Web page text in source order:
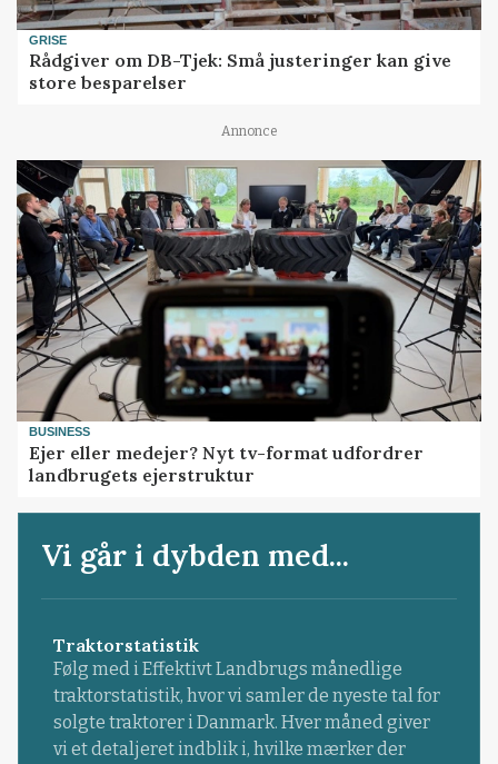
GRISE
Rådgiver om DB-Tjek: Små justeringer kan give
store besparelser
Annonce
BUSINESS
Ejer eller medejer? Nyt tv-format udfordrer
landbrugets ejerstruktur
Vi går i dybden med...
Traktorstatistik
Følg med i Effektivt Landbrugs månedlige
traktorstatistik, hvor vi samler de nyeste tal for
solgte traktorer i Danmark. Hver måned giver
vi et detaljeret indblik i, hvilke mærker der